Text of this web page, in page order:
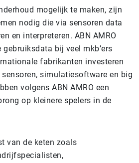
mogelijk te maken, zijn
nodig die via sensoren data
en interpreteren. ABN AMRO
bij veel mkb’ers
fabrikanten investeren
simulatiesoftware en big
volgens ABN AMRO een
op kleinere spelers in de
van de keten zoals